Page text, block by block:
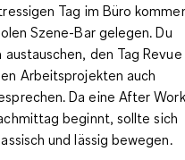
Tag im Büro
Szene-Bargelegen. Du
den Tag Revue
Arbeitsprojekten auch
Da eine After Work
beginnt, sollte sich
und lässig bewegen.